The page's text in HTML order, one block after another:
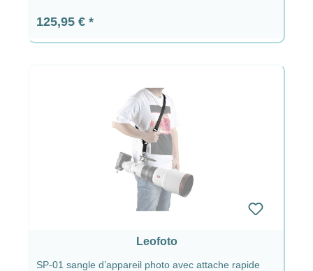
Prix régulier :
125,95 €
Leofoto
SP-01 sangle d’appareil photo avec attache rapide